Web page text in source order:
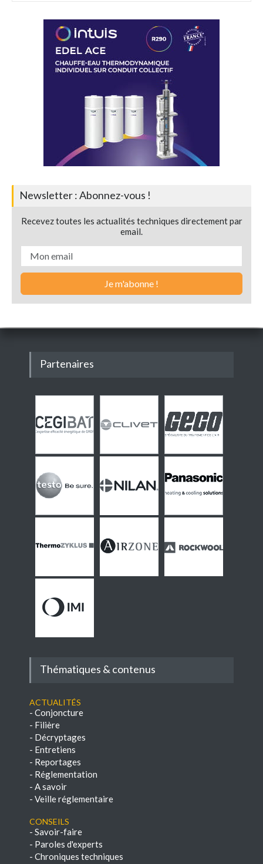
Newsletter : Abonnez-vous !
Recevez toutes les actualités techniques directement par
email.
Partenaires
Thématiques & contenus
Actualités
- Conjoncture
- Filière
- Décryptages
- Entretiens
- Reportages
- Réglementation
- A savoir
- Veille réglementaire
Conseils
- Savoir-faire
- Paroles d'experts
- Chroniques techniques